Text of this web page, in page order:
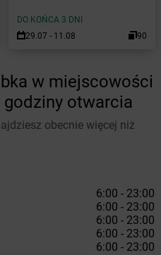
DO KOŃCA 3 DNI
29.07 - 11.08
90
w miejscowości
godziny otwarcia
obecnie więcej niż
6:00 - 23:00
6:00 - 23:00
6:00 - 23:00
6:00 - 23:00
6:00 - 23:00